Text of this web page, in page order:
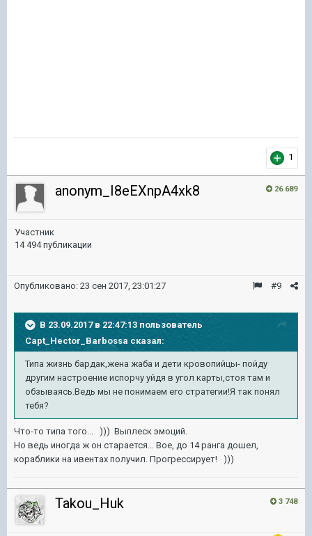
1
26 689
anonym_I8eEXnpA4xk8
Участник
14 494 публикации
#9
Опубликовано: 23 сен 2017, 23:01:27
В 23.09.2017 в 22:47:13 пользователь
Capt_Hector_Barbossa сказал:
Типа жизнь бардак,жена жаба и дети кровопийцы- пойду
другим настроение испорчу уйдя в угол карты,стоя там и
обзываясь.Ведь мы не понимаем его стратегии!Я так понял
тебя?
Что-то типа того... ))) Выплеск эмоций.
Но ведь иногда ж он старается... Вое, до 14 ранга дошел,
кораблики на ивентах получил. Прогрессирует! )))
3 748
Takou_Huk